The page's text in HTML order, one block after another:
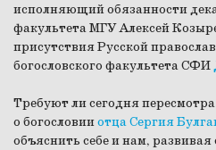
исполняющий обязанности
факультета МГУ Алексей
присутствия Русской
богословского факультета СФИ
Требуют ли сегодня
о богословииотца Сергия
объяснить себе и нам,